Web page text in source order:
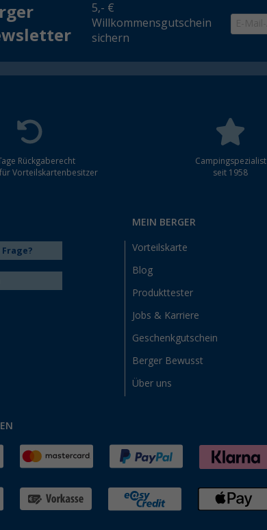
5,- €
Willkommensgutschein
sichern
Rückgaberecht
Vorteilskartenbesitzer
Campingspezialist
seit 1958
MEIN BERGER
Vorteilskarte
Blog
Produkttester
Jobs & Karriere
Geschenkgutschein
Berger Bewusst
Über uns